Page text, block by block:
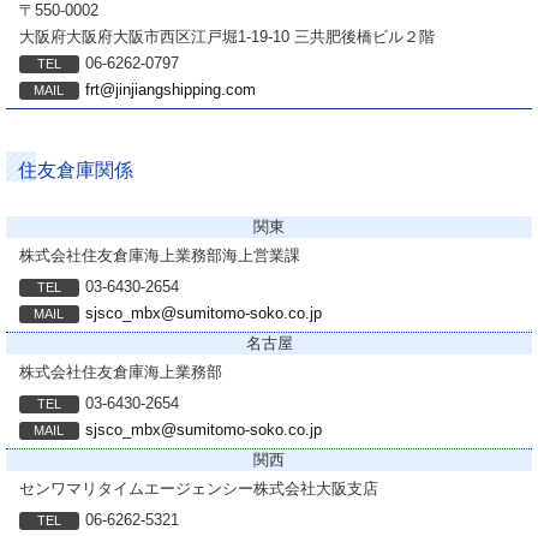
〒550-0002
大阪府大阪府大阪市西区江戸堀1-19-10 三共肥後橋ビル２階
06-6262-0797
frt@jinjiangshipping.com
住友倉庫関係
関東
株式会社住友倉庫海上業務部海上営業課
03-6430-2654
sjsco_mbx@sumitomo-soko.co.jp
名古屋
株式会社住友倉庫海上業務部
03-6430-2654
sjsco_mbx@sumitomo-soko.co.jp
関西
センワマリタイムエージェンシー株式会社大阪支店
06-6262-5321